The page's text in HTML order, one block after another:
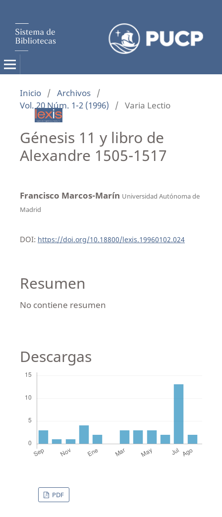
Inicio / Archivos /
Vol. 20 Núm. 1-2 (1996)
/ Varia Lectio
Génesis 11 y libro de
Alexandre 1505-1517
Francisco Marcos-Marín Universidad Autónoma de
Madrid
DOI: https://doi.org/10.18800/lexis.19960102.024
Resumen
No contiene resumen
Descargas
PDF